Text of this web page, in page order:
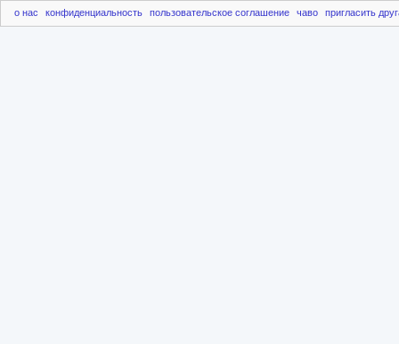
о нас конфиденциальность пользовательское соглашение чаво пригласить